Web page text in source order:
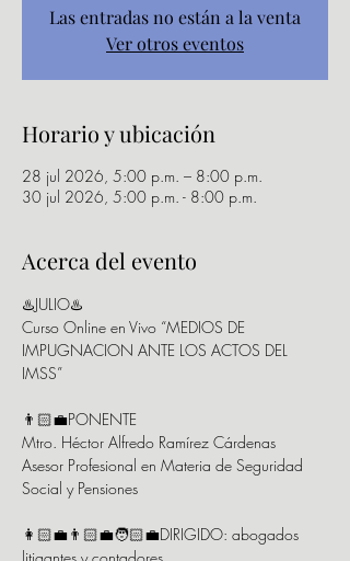
Las entradas no están a la venta
Ver otros eventos
Horario y ubicación
28 jul 2026, 5:00 p.m. – 8:00 p.m.
30 jul 2026, 5:00 p.m. - 8:00 p.m.
Acerca del evento
♨️JULIO♨️
Curso Online en Vivo “MEDIOS DE
IMPUGNACION ANTE LOS ACTOS DEL
IMSS”
👨🏻‍💼PONENTE
Mtro. Héctor Alfredo Ramírez Cárdenas
Asesor Profesional en Materia de Seguridad
Social y Pensiones
👩🏻‍💼👨🏻‍💼🧑🏻‍💼DIRIGIDO: abogados